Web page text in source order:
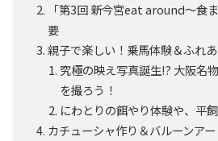
「第3回 新今宮eat around〜食
要
親子で楽しい！乗馬体験＆ふれ
究極の映え写真誕生!? 大阪名
を撮ろう！
にわとりの餌やり体験や、平
カチューシャ作り＆バルーンア